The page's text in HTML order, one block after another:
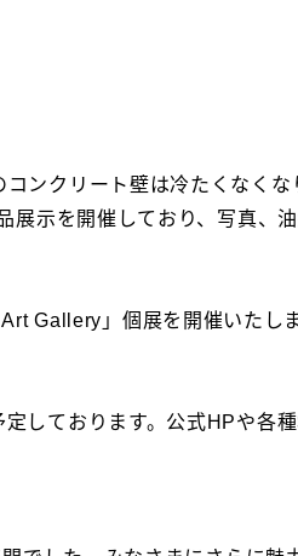
ンクリート壁は冷たくなくな
示を開催しており、写真、
Gallery」個展を開催いたし
しております。公式HPや各